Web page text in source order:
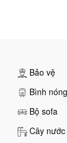
Bảo vệ
Bình
Bộ sofa
Cây nước